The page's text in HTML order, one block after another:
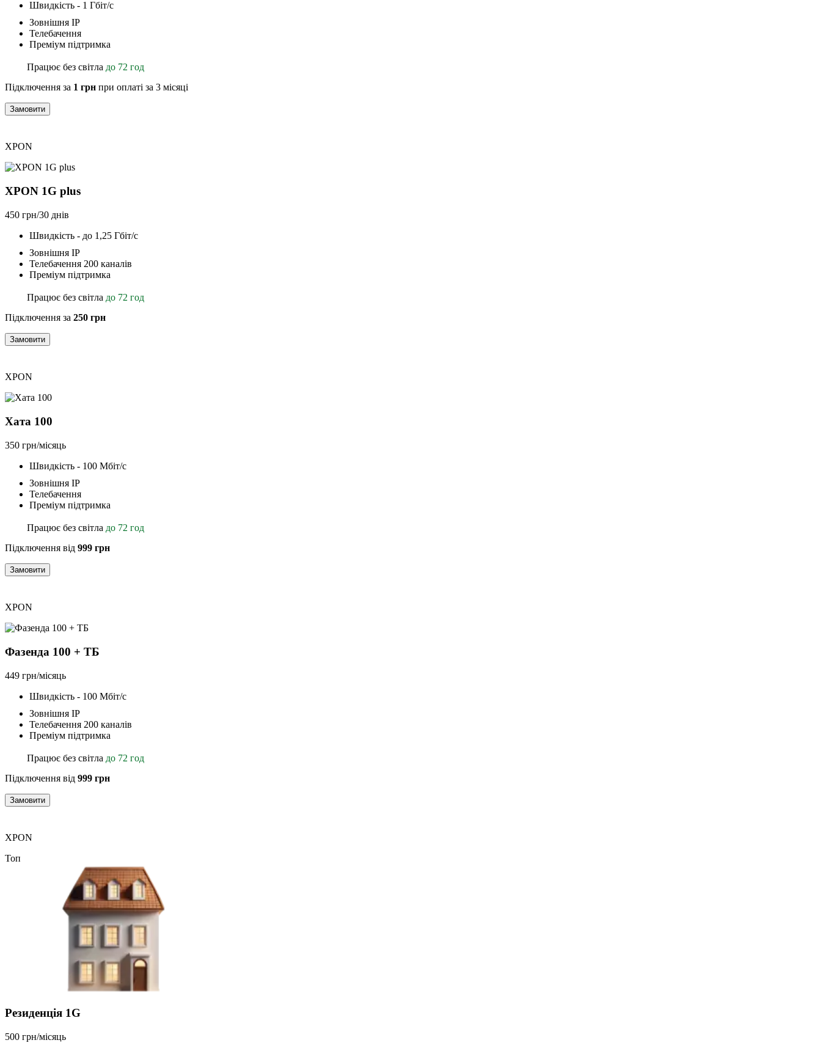
Швидкість - 1 Гбіт/с
Зовнішня ІР
Телебачення
Преміум підтримка
Працює без світла до 72 год
Підключення за 1 грн при оплаті за 3 місяці
Замовити
XPON
XPON 1G plus
450 грн/30 днів
Швидкість - до 1,25 Гбіт/с
Зовнішня ІР
Телебачення 200 каналів
Преміум підтримка
Працює без світла до 72 год
Підключення за 250 грн
Замовити
XPON
Хата 100
350 грн/місяць
Швидкість - 100 Мбіт/с
Зовнішня ІР
Телебачення
Преміум підтримка
Працює без світла до 72 год
Підключення від 999 грн
Замовити
XPON
Фазенда 100 + ТБ
449 грн/місяць
Швидкість - 100 Мбіт/с
Зовнішня ІР
Телебачення 200 каналів
Преміум підтримка
Працює без світла до 72 год
Підключення від 999 грн
Замовити
XPON
Топ
Резиденція 1G
500 грн/місяць